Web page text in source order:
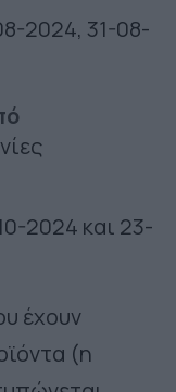
2024, 31-08-
2024 και 23-
έχουν
(η